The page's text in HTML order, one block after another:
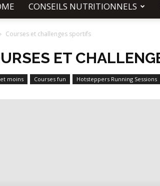
CONSEILS NUTRITIONNELS
Courses et challenges sportifs
ET
moins Courses fun Hotsteppers Running Sessions